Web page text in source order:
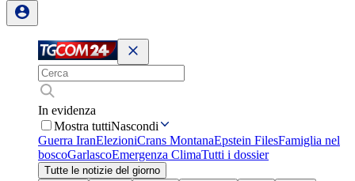
In evidenza
Mostra tuttiNascondi
Guerra IranElezioniCrans MontanaEpstein FilesFamiglia nel
boscoGarlascoEmergenza ClimaTutti i dossier
Tutte le notizie del giorno